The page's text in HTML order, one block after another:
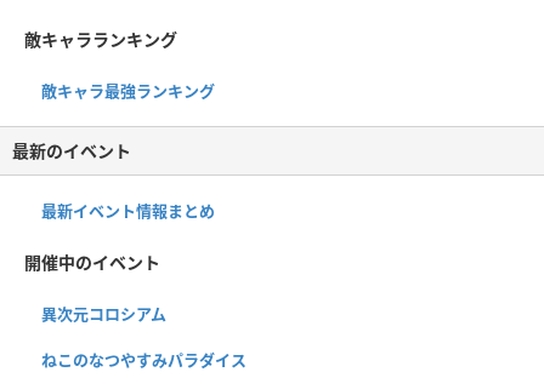
敵キャラランキング
敵キャラ最強ランキング
最新のイベント
最新イベント情報まとめ
開催中のイベント
異次元コロシアム
ねこのなつやすみパラダイス